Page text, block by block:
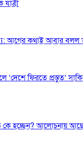
আগের কথাই আবার বলল
‘দেশে ফিরতে প্রস্তুত’
কে হচ্ছেন? আলোচনায়